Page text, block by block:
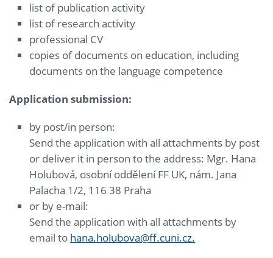
list of publication activity
list of research activity
professional CV
copies of documents on education, including
documents on the language competence
Application submission:
by post/in person:
Send the application with all attachments by post
or deliver it in person to the address: Mgr. Hana
Holubová, osobní oddělení FF UK, nám. Jana
Palacha 1/2, 116 38 Praha
or by e-mail:
Send the application with all attachments by
email to hana.holubova@ff.cuni.cz.